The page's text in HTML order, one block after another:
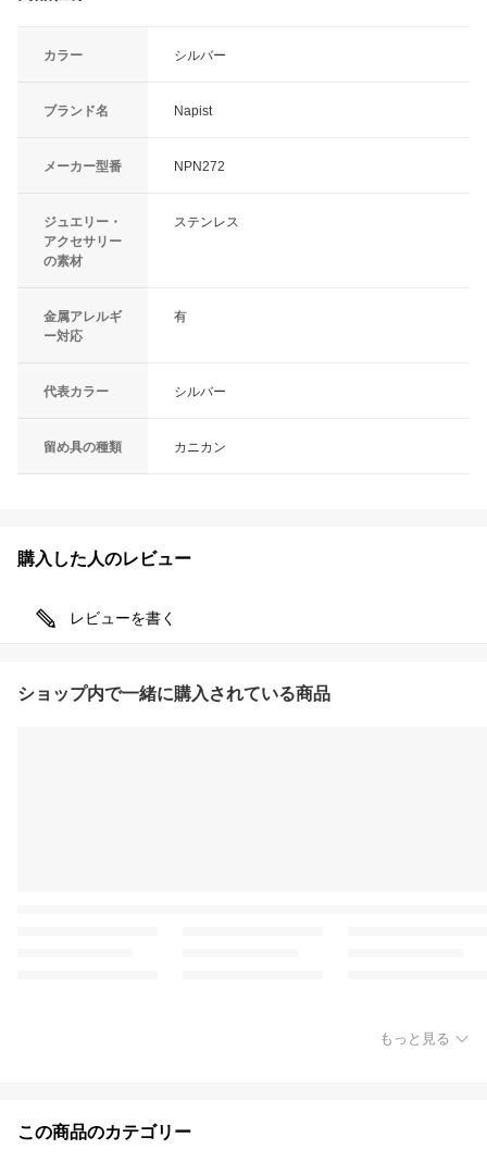
カラー シルバー
ブランド名 Napist
メーカー型番 NPN272
ジュエリー・
アクセサリー
の素材
ステンレス
金属アレルギ
ー対応
有
代表カラー シルバー
留め具の種類 カニカン
購入した人のレビュー
レビューを書く
ショップ内で一緒に購入されている商品
もっと見る
この商品のカテゴリー